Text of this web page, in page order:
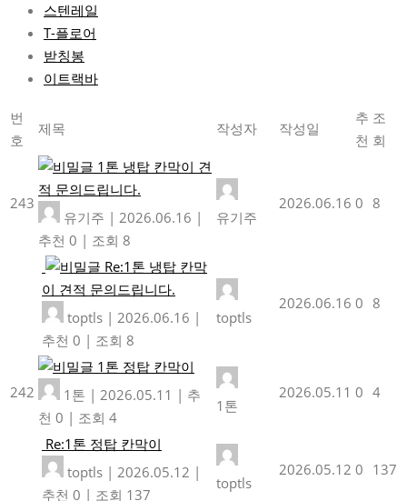
스텐레일
T-플로어
받칭봉
이트랙바
번
호
제목 작성자 작성일
추
천
조
회
243
1톤 냉탑 칸막이 견
적 문의드립니다.
유기주 | 2026.06.16 |
추천 0 | 조회 8
유기주
2026.06.16 0 8
Re:1톤 냉탑 칸막
이 견적 문의드립니다.
toptls | 2026.06.16 |
추천 0 | 조회 8
toptls
2026.06.16 0 8
242
1톤 정탑 칸막이
1톤 | 2026.05.11 | 추
천 0 | 조회 4
1톤
2026.05.11 0 4
Re:1톤 정탑 칸막이
toptls | 2026.05.12 |
추천 0 | 조회 137
toptls
2026.05.12 0 137